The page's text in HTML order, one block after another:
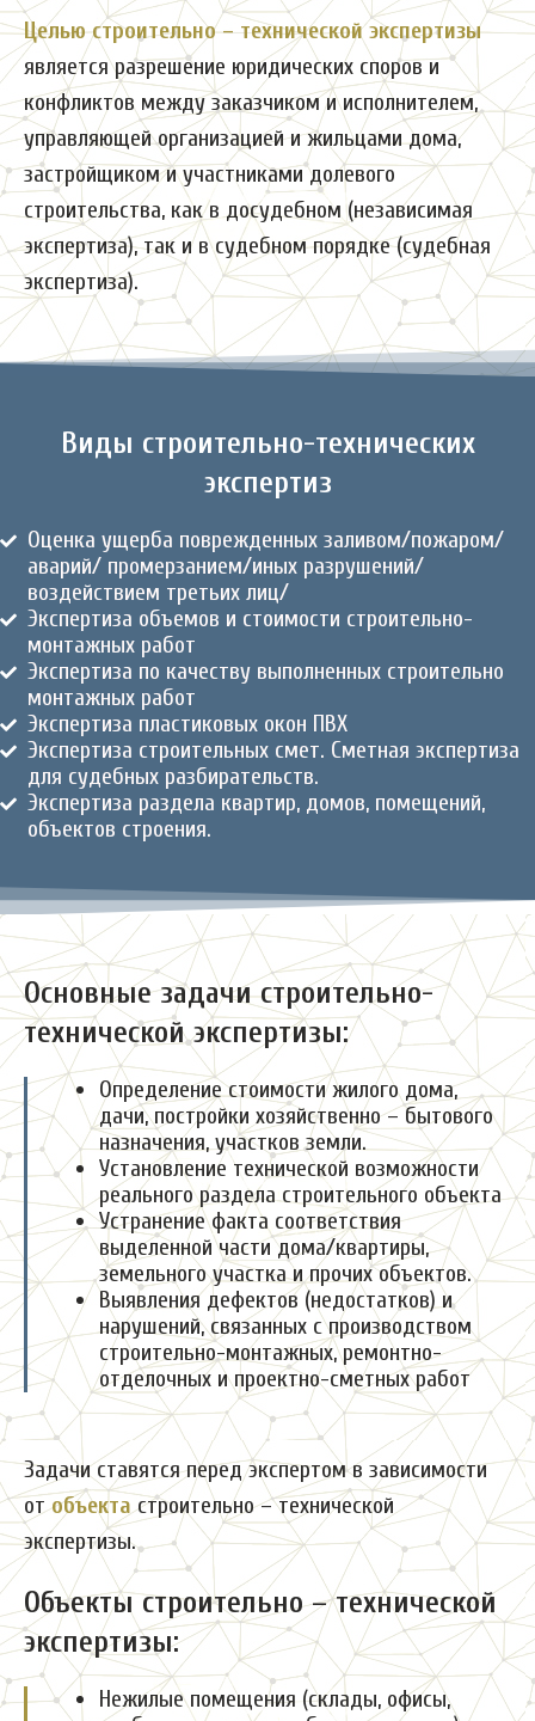
Целью строительно – технической экспертизы
является разрешение юридических споров и
конфликтов между заказчиком и исполнителем,
управляющей организацией и жильцами дома,
застройщиком и участниками долевого
строительства, как в досудебном (независимая
экспертиза), так и в судебном порядке (судебная
экспертиза).
Виды строительно-технических
экспертиз
Оценка ущерба поврежденных заливом/пожаром/
аварий/ промерзанием/иных разрушений/
воздействием третьих лиц/
Экспертиза объемов и стоимости строительно-
монтажных работ
Экспертиза по качеству выполненных строительно
монтажных работ
Экспертиза пластиковых окон ПВХ
Экспертиза строительных смет. Сметная экспертиза
для судебных разбирательств.
Экспертиза раздела квартир, домов, помещений,
объектов строения.
Основные задачи строительно-
технической экспертизы:
Определение стоимости жилого дома,
дачи, постройки хозяйственно – бытового
назначения, участков земли.
Установление технической возможности
реального раздела строительного объекта
Устранение факта соответствия
выделенной части дома/квартиры,
земельного участка и прочих объектов.
Выявления дефектов (недостатков) и
нарушений, связанных с производством
строительно-монтажных, ремонтно-
отделочных и проектно-сметных работ
Задачи ставятся перед экспертом в зависимости
отобъектастроительно – технической
экспертизы.
Объекты строительно – технической
экспертизы:
Нежилые помещения (склады, офисы,